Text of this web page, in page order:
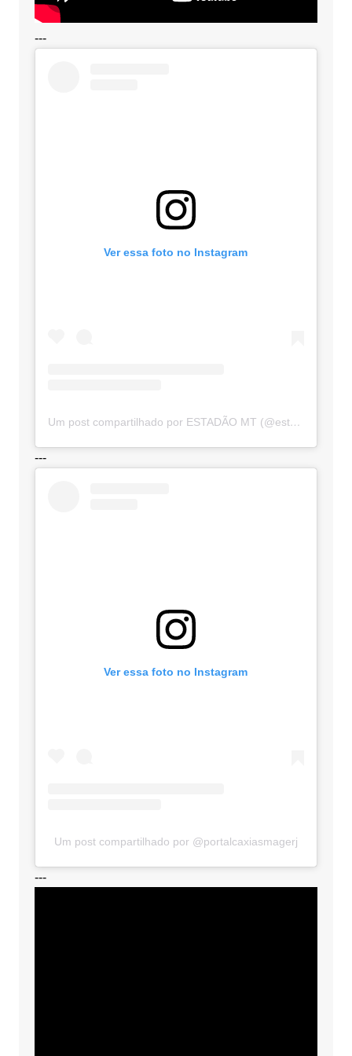
---
Ver essa foto no Instagram
Um post compartilhado por ESTADÃO MT (@estadaomt)
---
Ver essa foto no Instagram
Um post compartilhado por @portalcaxiasmagerj
---